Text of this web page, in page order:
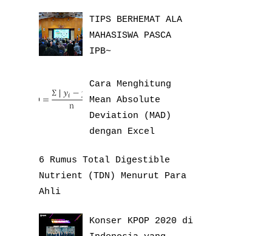
TIPS BERHEMAT ALA
MAHASISWA PASCA
IPB~
Cara Menghitung
Mean Absolute
Deviation (MAD)
dengan Excel
6 Rumus Total Digestible
Nutrient (TDN) Menurut Para
Ahli
Konser KPOP 2020 di